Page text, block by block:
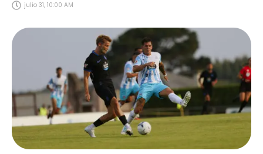
julio 31, 10:00 AM